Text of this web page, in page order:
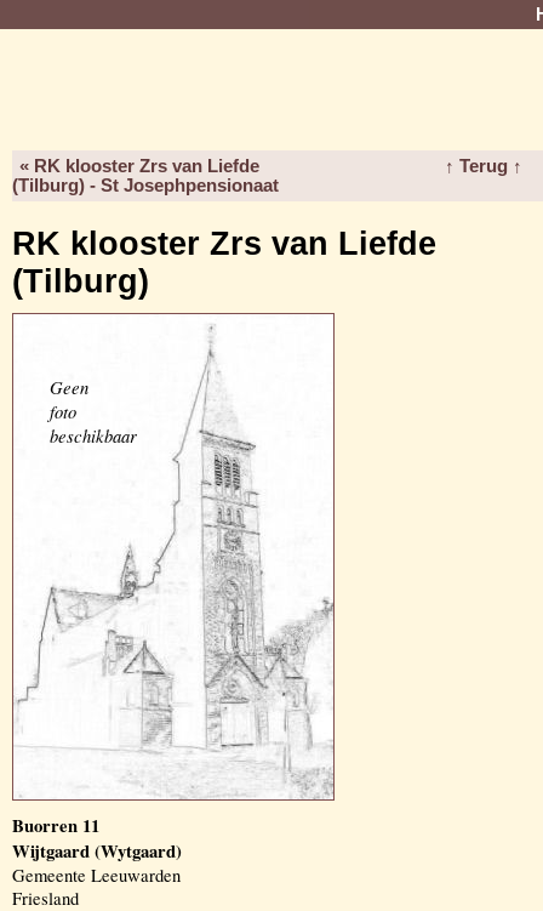
« RK klooster Zrs van Liefde
(Tilburg) - St Josephpensionaat
↑ Terug ↑
RK klooster Zrs van Liefde
(Tilburg)
Geen
foto
beschikbaar
Buorren 11
Wijtgaard (Wytgaard)
Gemeente Leeuwarden
Friesland